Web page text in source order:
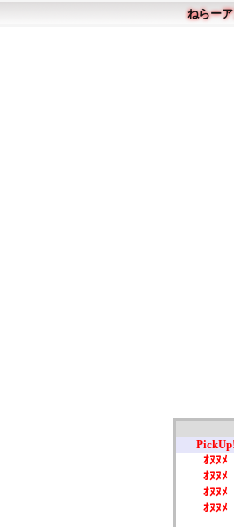
ねらー
PickUp!
ｵﾇﾇﾒ
ｵﾇﾇﾒ
ｵﾇﾇﾒ
ｵﾇﾇﾒ